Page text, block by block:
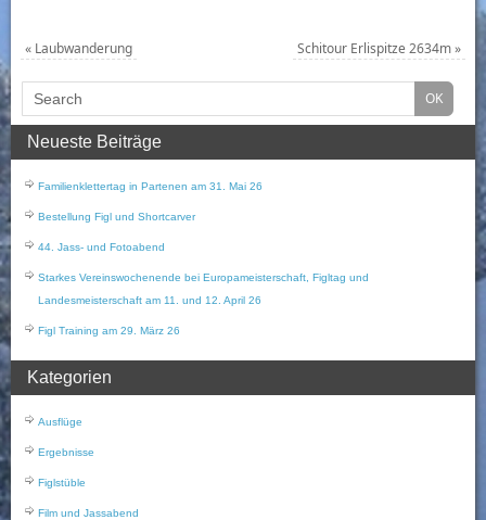
«Laubwanderung Schitour Erlispitze 2634m»
Neueste Beiträge
Familienklettertag in Partenen am 31. Mai 26
Bestellung Figl und Shortcarver
44. Jass- und Fotoabend
Starkes Vereinswochenende bei Europameisterschaft, Figltag und
Landesmeisterschaft am 11. und 12. April 26
Figl Training am 29. März 26
Kategorien
Ausflüge
Ergebnisse
Figlstüble
Film und Jassabend